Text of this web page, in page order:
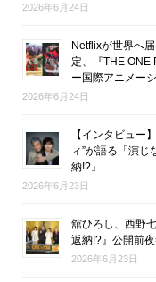
2026年6月24日
Netflixが世界へ
定、『THE ONE
ー国際アニメー
2026年6月24日
【インタビュー
ィ”が語る「演じ
納!?』
2026年6月23日
舘ひろし、西野
返納!?』公開前
2026年6月23日